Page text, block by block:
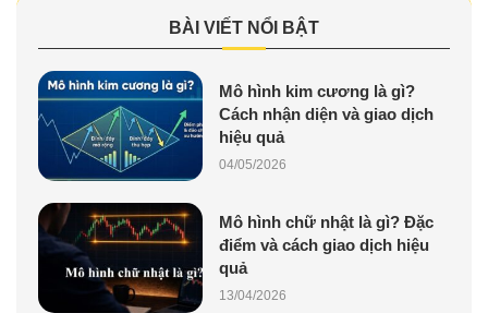
BÀI VIẾT NỔI BẬT
Mô hình kim cương là gì?
Cách nhận diện và giao dịch
hiệu quả
04/05/2026
Mô hình chữ nhật là gì? Đặc
điểm và cách giao dịch hiệu
quả
13/04/2026